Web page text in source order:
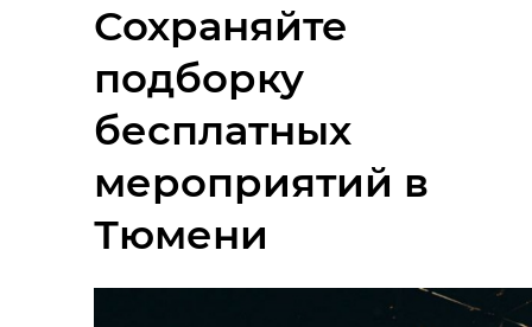
Сохраняйте
подборку
бесплатных
мероприятий в
Тюмени